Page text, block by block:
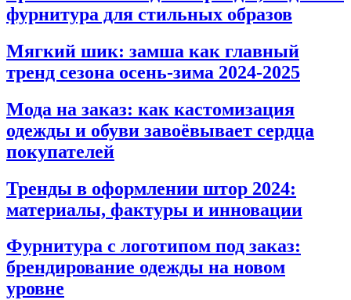
фурнитура для стильных образов
Мягкий шик: замша как главный
тренд сезона осень-зима 2024-2025
Мода на заказ: как кастомизация
одежды и обуви завоёвывает сердца
покупателей
Тренды в оформлении штор 2024:
материалы, фактуры и инновации
Фурнитура с логотипом под заказ:
брендирование одежды на новом
уровне